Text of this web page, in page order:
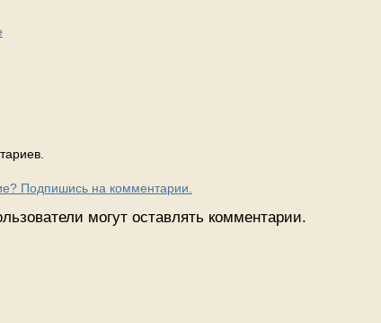
Подпишись на комментарии.
могут оставлять комментарии.